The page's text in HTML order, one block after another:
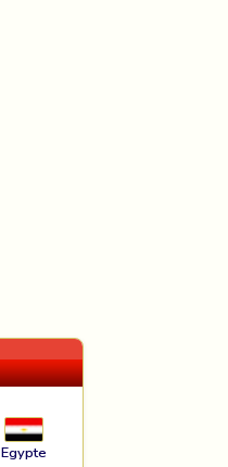
Egypte